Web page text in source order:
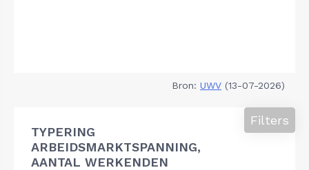
Bron: UWV (13-07-2026)
TYPERING
ARBEIDSMARKTSPANNING,
AANTAL WERKENDEN
Filters